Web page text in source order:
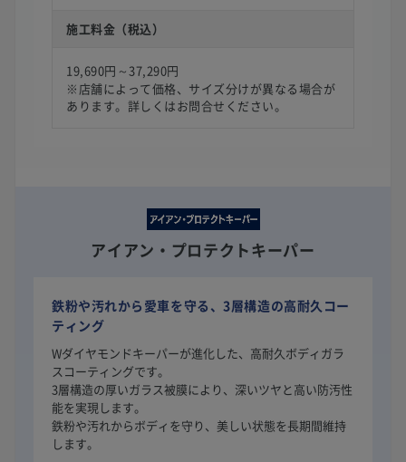
施工料金（税込）
19,690円～37,290円
※店舗によって価格、サイズ分けが異なる場合が
あります。詳しくはお問合せください。
アイアン・プロテクトキーパー
鉄粉や汚れから愛車を守る、3層構造の高耐久コー
ティング
Wダイヤモンドキーパーが進化した、高耐久ボディガラ
スコーティングです。
3層構造の厚いガラス被膜により、深いツヤと高い防汚性
能を実現します。
鉄粉や汚れからボディを守り、美しい状態を長期間維持
します。